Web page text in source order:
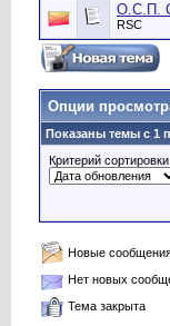
О.С.П.
RSC
Опции
Показаны темы с 1
Критерий сортировки
Новые
Нет новых
Тема закрыта